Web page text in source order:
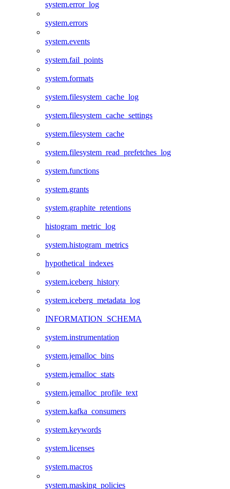
system.error_log
system.errors
system.events
system.fail_points
system.formats
system.filesystem_cache_log
system.filesystem_cache_settings
system.filesystem_cache
system.filesystem_read_prefetches_log
system.functions
system.grants
system.graphite_retentions
histogram_metric_log
system.histogram_metrics
hypothetical_indexes
system.iceberg_history
system.iceberg_metadata_log
INFORMATION_SCHEMA
system.instrumentation
system.jemalloc_bins
system.jemalloc_stats
system.jemalloc_profile_text
system.kafka_consumers
system.keywords
system.licenses
system.macros
system.masking_policies